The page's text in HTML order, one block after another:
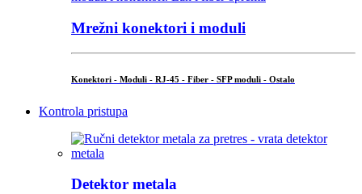
Mrežni konektori i moduli
Konektori - Moduli - RJ-45 - Fiber - SFP moduli - Ostalo
Kontrola pristupa
Detektor metala